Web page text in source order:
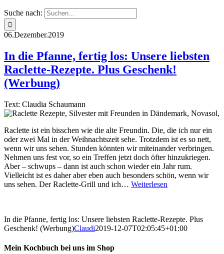
Suche nach:
06.Dezember.2019
In die Pfanne, fertig los: Unsere liebsten
Raclette-Rezepte. Plus Geschenk!
(Werbung)
Text: Claudia Schaumann
Raclette ist ein bisschen wie die alte Freundin. Die, die ich nur ein
oder zwei Mal in der Weihnachtszeit sehe. Trotzdem ist es so nett,
wenn wir uns sehen. Stunden könnten wir miteinander verbringen.
Nehmen uns fest vor, so ein Treffen jetzt doch öfter hinzukriegen.
Aber – schwups – dann ist auch schon wieder ein Jahr rum.
Vielleicht ist es daher aber eben auch besonders schön, wenn wir
uns sehen. Der Raclette-Grill und ich… Weiterlesen
In die Pfanne, fertig los: Unsere liebsten Raclette-Rezepte. Plus
Geschenk! (Werbung)Claudi2019-12-07T02:05:45+01:00
Mein Kochbuch bei uns im Shop